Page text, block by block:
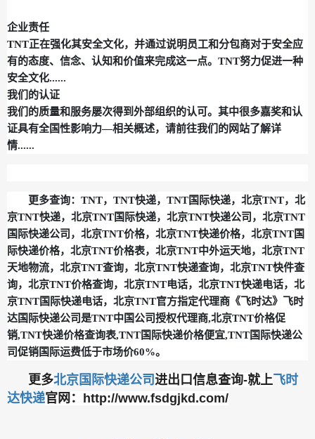
企业责任
TNT正在强化其安全文化，并通过说明员工和分包商对于安全应
有的态度、信念、认知和价值来完成这一点。TNT努力促进一种
安全文化......
我们的认证
我们的质量和服务屡次得到外部组织的认可。其中很多嘉奖和认
证具有全国性影响力—相关概述，请前往我们的网站了解详
情......
更多查询： TNT，TNT快递，TNT国际快递，北京TNT，北
京TNT快递，北京TNT国际快递，北京TNT快递公司，北京TNT
国际快递公司，北京TNT价格，北京TNT快递价格，北京TNT国
际快递价格，北京TNT价格表，北京TNT中外运天地，北京TNT
天地物流，北京TNT查询，北京TNT快递查询，北京TNT快件查
询，北京TNT价格查询，北京TNT电话，北京TNT快递电话，北
京TNT国际快递电话，北京TNT官方指定代理商《飞时达》飞时
达国际快递公司是TNT中国公司授权代理商,北京TNT价格促
销,TNT快递价格查询表,TNT国际快递价格便宜,TNT国际快递公
司促销国际运费低于市场价60%。
更多北京国际快递公司进出口信息查询-就上飞时
达快递官网：http://www.fsdgjkd.com/